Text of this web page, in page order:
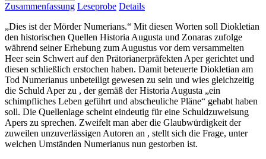
Zusammenfassung Leseprobe Details
„Dies ist der Mörder Numerians.“ Mit diesen Worten soll Diokletian
den historischen Quellen Historia Augusta und Zonaras zufolge
während seiner Erhebung zum Augustus vor dem versammelten
Heer sein Schwert auf den Prätorianerpräfekten Aper gerichtet und
diesen schließlich erstochen haben. Damit beteuerte Diokletian am
Tod Numerianus unbeteiligt gewesen zu sein und wies gleichzeitig
die Schuld Aper zu , der gemäß der Historia Augusta „ein
schimpfliches Leben geführt und abscheuliche Pläne“ gehabt haben
soll. Die Quellenlage scheint eindeutig für eine Schuldzuweisung
Apers zu sprechen. Zweifelt man aber die Glaubwürdigkeit der
zuweilen unzuverlässigen Autoren an , stellt sich die Frage, unter
welchen Umständen Numerianus nun gestorben ist.